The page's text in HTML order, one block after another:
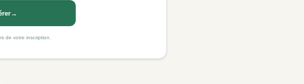
→
de votre inscription.